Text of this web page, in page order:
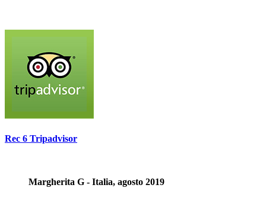
Rec 6 Tripadvisor
Margherita G - Italia, agosto 2019